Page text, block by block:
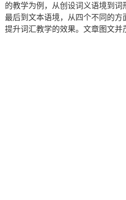
的教学为例，从创设词义语境到词
最后到文本语境，从四个不同的
提升词汇教学的效果。文章图文并